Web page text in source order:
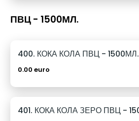
ПВЦ - 1500МЛ.
400. КОКА КОЛА ПВЦ - 1500МЛ.
0.00 euro